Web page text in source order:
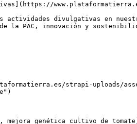
actividades divulgativas en
la PAC, innovación y
strapi-uploads/
mejora genética cultivo de